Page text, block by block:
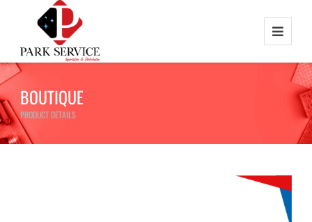
BOUTIQUE
PRODUCT DETAILS